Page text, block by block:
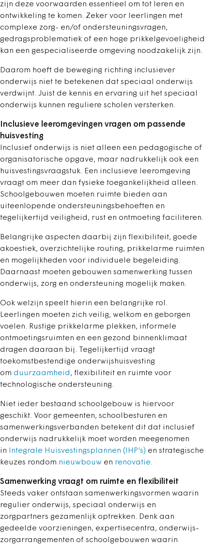
zijn deze voorwaarden essentieel om tot leren en
ontwikkeling te komen. Zeker voor leerlingen met
complexe zorg- en/of ondersteuningsvragen,
gedragsproblematiek of een hoge prikkelgevoeligheid
kan een gespecialiseerde omgeving noodzakelijk zijn.
Daarom hoeft de beweging richting inclusiever
onderwijs niet te betekenen dat speciaal onderwijs
verdwijnt. Juist de kennis en ervaring uit het speciaal
onderwijs kunnen reguliere scholen versterken.
Inclusieve leeromgevingen vragen om passende
huisvesting
Inclusief onderwijs is niet alleen een pedagogische of
organisatorische opgave, maar nadrukkelijk ook een
huisvestingsvraagstuk. Een inclusieve leeromgeving
vraagt om meer dan fysieke toegankelijkheid alleen.
Schoolgebouwen moeten ruimte bieden aan
uiteenlopende ondersteunings­behoeften en
tegelijkertijd veiligheid, rust en ontmoeting faciliteren.
Belangrijke aspecten daarbij zijn flexibiliteit, goede
akoestiek, overzichtelijke routing, prikkelarme ruimten
en mogelijkheden voor individuele begeleiding.
Daarnaast moeten gebouwen samenwerking tussen
onderwijs, zorg en ondersteuning mogelijk maken.
Ook welzijn speelt hierin een belangrijke rol.
Leerlingen moeten zich veilig, welkom en geborgen
voelen. Rustige prikkelarme plekken, informele
ontmoetingsruimten en een gezond binnenklimaat
dragen daaraan bij. Tegelijkertijd vraagt
toekomstbestendige onderwijshuisvesting
om duurzaamheid , flexibiliteit en ruimte voor
technologische ondersteuning.
Niet ieder bestaand schoolgebouw is hiervoor
geschikt. Voor gemeenten, schoolbesturen en
samenwerkingsverbanden betekent dit dat inclusief
onderwijs nadrukkelijk moet worden meegenomen
in
Integrale Huisvestingsplannen (IHP's) en strategische
keuzes rondom nieuwbouw en renovatie.
Samenwerking vraagt om ruimte en flexibiliteit
Steeds vaker ontstaan samenwerkingsvormen waarin
regulier onderwijs, speciaal onderwijs en
zorgpartners gezamenlijk optrekken. Denk aan
gedeelde voorzieningen, expertisecentra, onderwijs-
zorgarrangementen of schoolgebouwen waarin